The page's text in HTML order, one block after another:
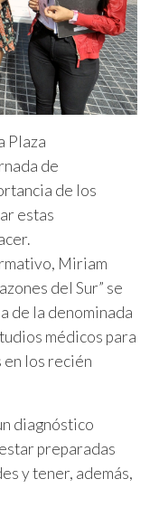
Plaza
de
de los
estas
Miriam
del Sur” se
de la denominada
médicos para
los recién
diagnóstico
preparadas
y tener, además,